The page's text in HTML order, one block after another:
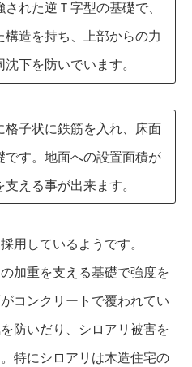
れた逆Ｔ字型の基礎で、
造を持ち、上部からの力
下を防いでいます。
子状に鉄筋を入れ、床面
です。地面への設置面積が
える事が出来ます。
用しているようです。
加重を支える基礎で強度を
コンクリートで覆われてい
防いだり、シロアリ被害を
特にシロアリは木造住宅の